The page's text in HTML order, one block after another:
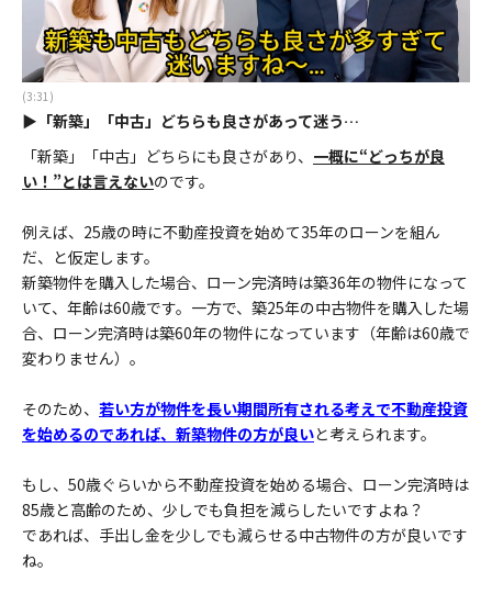
(3:31)
▶「新築」「中古」どちらも良さがあって迷う…
「新築」「中古」どちらにも良さがあり、 一概に“どっちが良
い！”とは言えないのです。
例えば、25歳の時に不動産投資を始めて35年のローンを組ん
だ、と仮定します。
新築物件を購入した場合、ローン完済時は築36年の物件になって
いて、年齢は60歳です。一方で、築25年の中古物件を購入した場
合、ローン完済時は築60年の物件になっています（年齢は60歳で
変わりません）。
そのため、 若い方が物件を長い期間所有される考えで不動産投資
を始めるのであれば、新築物件の方が良いと考えられます。
もし、50歳ぐらいから不動産投資を始める場合、ローン完済時は
85歳と高齢のため、少しでも負担を減らしたいですよね？
であれば、手出し金を少しでも減らせる中古物件の方が良いです
ね。